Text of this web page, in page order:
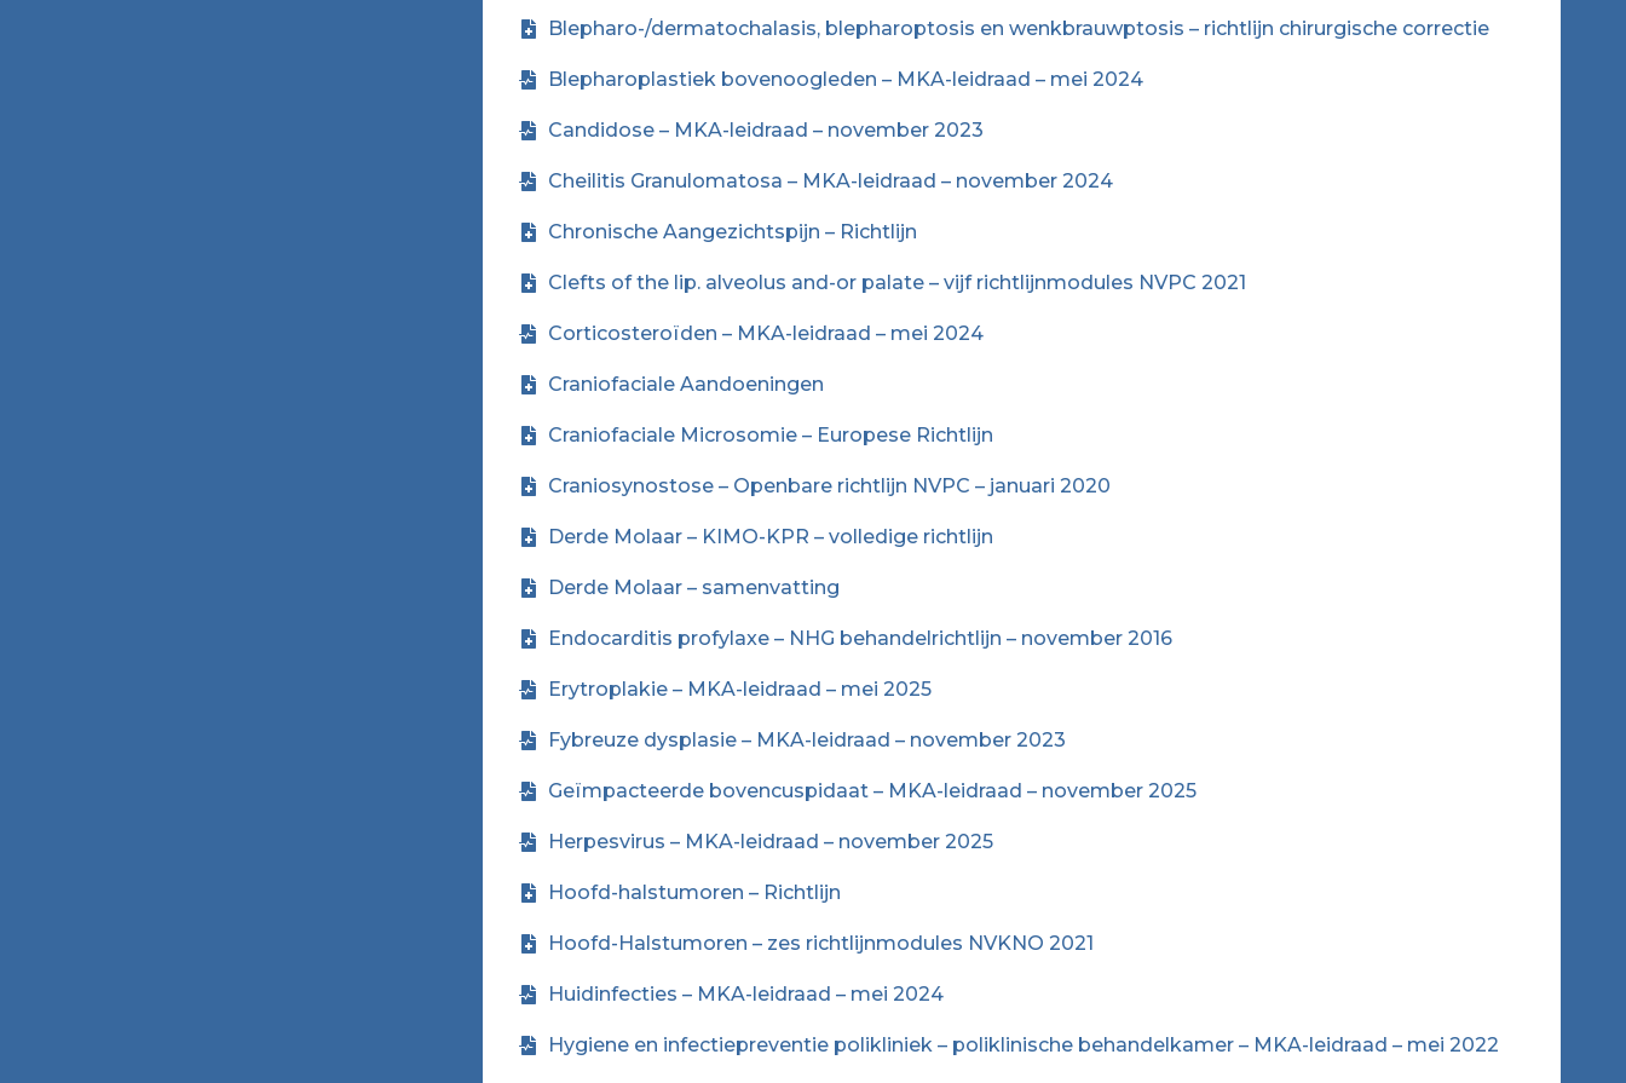
Blepharo-/dermatochalasis, blepharoptosis en wenkbrauwptosis – richtlijn chirurgische correctie
Blepharoplastiek bovenoogleden – MKA-leidraad – mei 2024
Candidose – MKA-leidraad – november 2023
Cheilitis Granulomatosa – MKA-leidraad – november 2024
Chronische Aangezichtspijn – Richtlijn
Clefts of the lip. alveolus and-or palate – vijf richtlijnmodules NVPC 2021
Corticosteroïden – MKA-leidraad – mei 2024
Craniofaciale Aandoeningen
Craniofaciale Microsomie – Europese Richtlijn
Craniosynostose – Openbare richtlijn NVPC – januari 2020
Derde Molaar – KIMO-KPR – volledige richtlijn
Derde Molaar – samenvatting
Endocarditis profylaxe – NHG behandelrichtlijn – november 2016
Erytroplakie – MKA-leidraad – mei 2025
Fybreuze dysplasie – MKA-leidraad – november 2023
Geïmpacteerde bovencuspidaat – MKA-leidraad – november 2025
Herpesvirus – MKA-leidraad – november 2025
Hoofd-halstumoren – Richtlijn
Hoofd-Halstumoren – zes richtlijnmodules NVKNO 2021
Huidinfecties – MKA-leidraad – mei 2024
Hygiene en infectiepreventie polikliniek – poliklinische behandelkamer – MKA-leidraad – mei 2022